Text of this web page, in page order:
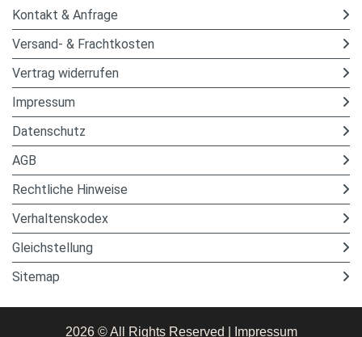
Kontakt & Anfrage
Versand- & Frachtkosten
Vertrag widerrufen
Impressum
Datenschutz
AGB
Rechtliche Hinweise
Verhaltenskodex
Gleichstellung
Sitemap
2026 © All Rights Reserved Impressum